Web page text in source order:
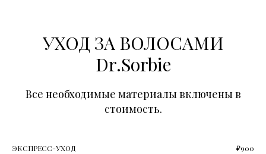
УХОД ЗА ВОЛОСАМИ
Dr.Sorbie
Все необходимые материалы включены в
стоимость.
ЭКСПРЕСС-УХОД ₽900